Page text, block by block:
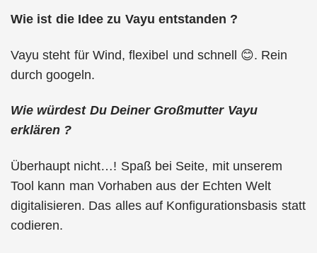
Wie ist die Idee zu Vayu entstanden ?
Vayu steht für Wind, flexibel und schnell 😊. Rein
durch googeln.
Wie würdest Du Deiner Großmutter Vayu
erklären ?
Überhaupt nicht…! Spaß bei Seite, mit unserem
Tool kann man Vorhaben aus der Echten Welt
digitalisieren. Das alles auf Konfigurationsbasis statt
codieren.